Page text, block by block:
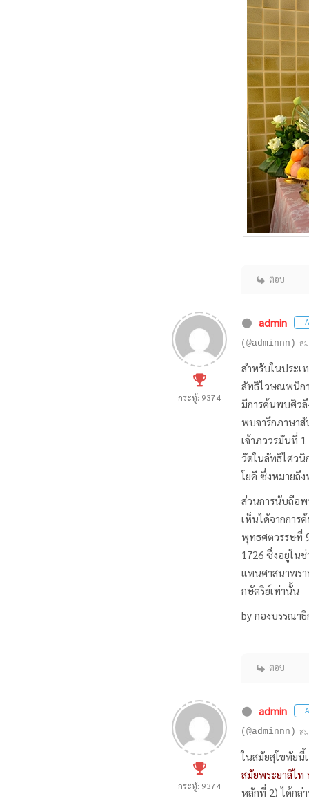
ตอบ
กระทู้: 9374
admin
(@adminnn) ส
สำหรับในประเ
ลัทธิไวษณพนิกา
มีการค้นพบศิว
พบจารึกภาษาสั
เจ้าภววรมันที่
วัดในลัทธิไศวนิ
โยคี ซึ่งหมายถึ
ส่วนการนับถือ
เห็นได้จากการ
พุทธศตวรรษที่
1726 ซึ่งอยู่ใน
แทนศาสนาพร
กษัตริย์เท่านั้น
by กองบรรณาธิ
ตอบ
กระทู้: 9374
admin
(@adminnn) ส
ในสมัยสุโขทัยนี้
สมัยพระยาลิไท
หลักที่ 2) ได้กล่